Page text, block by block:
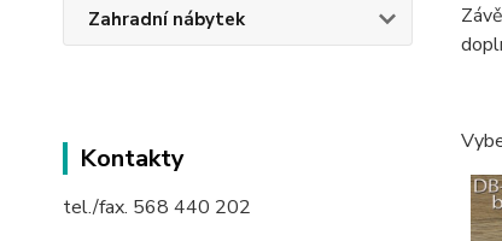
Zahradní nábytek
Kontakty
tel./fax. 568 440 202